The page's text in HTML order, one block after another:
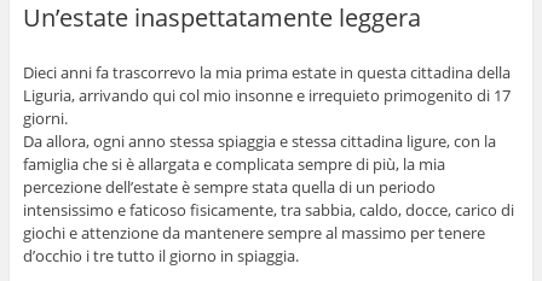
Un’estate inaspettatamente leggera
Dieci anni fa trascorrevo la mia prima estate in questa cittadina della
Liguria, arrivando qui col mio insonne e irrequieto primogenito di 17
giorni.
Da allora, ogni anno stessa spiaggia e stessa cittadina ligure, con la
famiglia che si è allargata e complicata sempre di più, la mia
percezione dell’estate è sempre stata quella di un periodo
intensissimo e faticoso fisicamente, tra sabbia, caldo, docce, carico di
giochi e attenzione da mantenere sempre al massimo per tenere
d’occhio i tre tutto il giorno in spiaggia.